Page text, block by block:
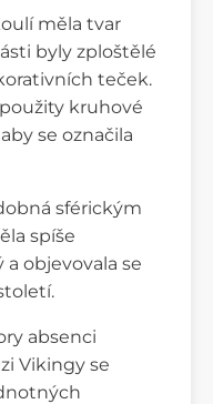
měla tvar
byly zploštělé
teček.
kruhové
se označila
sférickým
spíše
objevovala se
absenci
Vikingy se